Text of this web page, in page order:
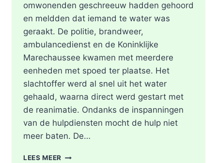
omwonenden geschreeuw hadden gehoord
en meldden dat iemand te water was
geraakt. De politie, brandweer,
ambulancedienst en de Koninklijke
Marechaussee kwamen met meerdere
eenheden met spoed ter plaatse. Het
slachtoffer werd al snel uit het water
gehaald, waarna direct werd gestart met
de reanimatie. Ondanks de inspanningen
van de hulpdiensten mocht de hulp niet
meer baten. De…
LEES MEER MAN